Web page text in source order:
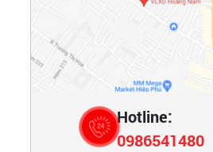
Hotline:
0986541480